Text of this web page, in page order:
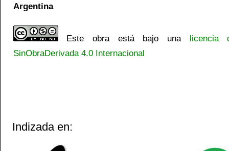
Argentina
Este obra está bajo una licencia
SinObraDerivada 4.0 Internacional
Indizada en: